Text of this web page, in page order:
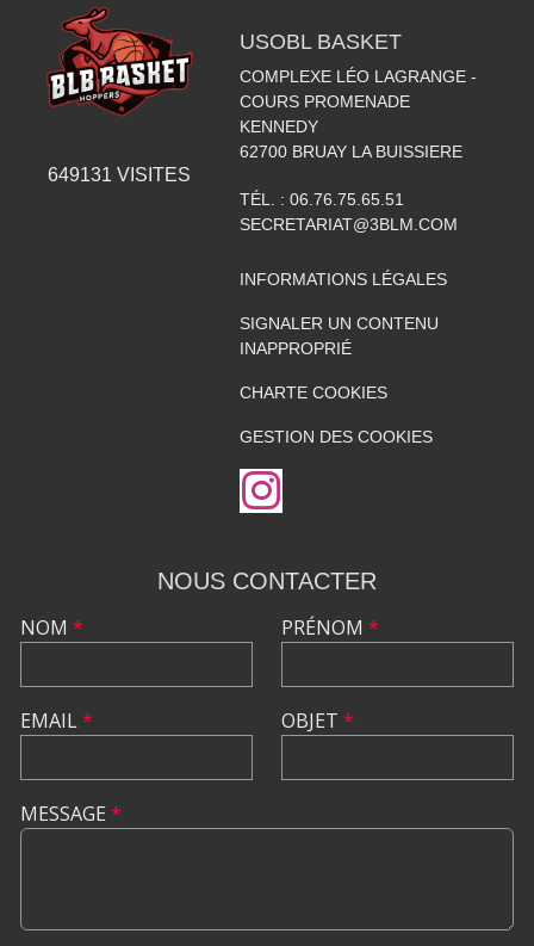
649131 VISITES
USOBL BASKET
COMPLEXE LÉO LAGRANGE -
COURS PROMENADE
KENNEDY
62700 BRUAY LA BUISSIERE
TÉL. : 06.76.75.65.51
SECRETARIAT@3BLM.COM
INFORMATIONS LÉGALES
SIGNALER UN CONTENU
INAPPROPRIÉ
CHARTE COOKIES
GESTION DES COOKIES
NOUS CONTACTER
NOM *
EMAIL*
PRÉNOM *
OBJET *
MESSAGE *